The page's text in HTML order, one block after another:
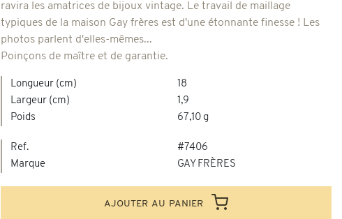
ravira les amatrices de bijoux vintage. Le travail de maillage
typiques de la maison Gay frères est d'une étonnante finesse ! Les
photos parlent d'elles-mêmes...
Poinçons de maître et de garantie.
Longueur (cm)
18
Largeur (cm)
1,9
Poids
67,10 g
Ref.
#7406
Marque
GAY FRÈRES
ajouter au panier